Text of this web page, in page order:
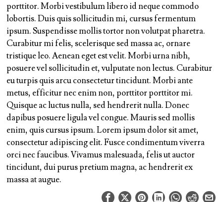
porttitor. Morbi vestibulum libero id neque commodo
lobortis. Duis quis sollicitudin mi, cursus fermentum
ipsum. Suspendisse mollis tortor non volutpat pharetra.
Curabitur mi felis, scelerisque sed massa ac, ornare
tristique leo. Aenean eget est velit. Morbi urna nibh,
posuere vel sollicitudin et, vulputate non lectus. Curabitur
eu turpis quis arcu consectetur tincidunt. Morbi ante
metus, efficitur nec enim non, porttitor porttitor mi.
Quisque ac luctus nulla, sed hendrerit nulla. Donec
dapibus posuere ligula vel congue. Mauris sed mollis
enim, quis cursus ipsum. Lorem ipsum dolor sit amet,
consectetur adipiscing elit. Fusce condimentum viverra
orci nec faucibus. Vivamus malesuada, felis ut auctor
tincidunt, dui purus pretium magna, ac hendrerit ex
massa at augue.